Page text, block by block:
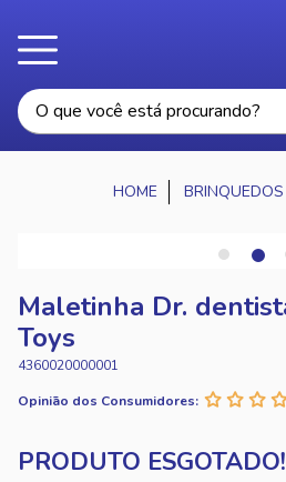
BRINQUEDOS
Maletinha Dr.
Toys
4360020000001
Opinião dos Consumidores: